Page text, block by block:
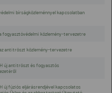
bírságközleménnyel kapcsolatban
fogyasztóvédelmi közlemény-tervezetre
antitröszt közlemény-tervezetre
új antitröszt és fogyasztós
új fúziós eljárásrendjével kapcsolatos